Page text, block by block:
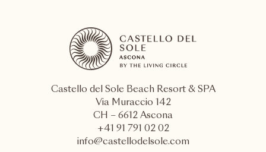
Castello del Sole Beach Resort & SPA
Via Muraccio 142
CH – 6612 Ascona
+41 91 791 02 02
info@castellodelsole.com